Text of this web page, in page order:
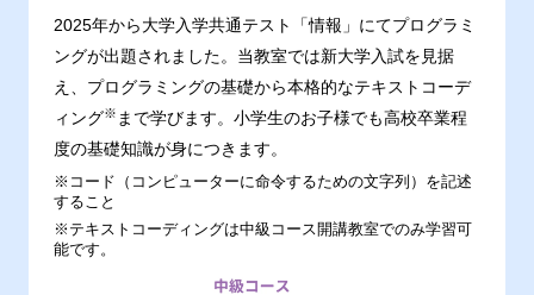
2025年から大学入学共通テスト「情報」にてプログラミ
ングが出題されました。当教室では新大学入試を見据
え、プログラミングの基礎から本格的なテキストコーデ
ィング※ まで学びます。小学生のお子様でも高校卒業程
度の基礎知識が身につきます。
※コード（コンピューターに命令するための文字列）を記述
すること
※テキストコーディングは中級コース開講教室でのみ学習可
能です。